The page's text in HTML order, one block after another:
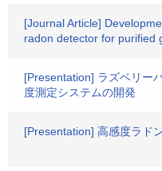
[Journal Article]
radon detector for purified
[Presentation] ラズベリー
度測定システムの開発
[Presentation] 高感度ラド